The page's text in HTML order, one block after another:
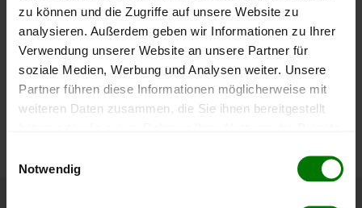
zu können und die Zugriffe auf unsere Website zu
analysieren. Außerdem geben wir Informationen zu Ihrer
Verwendung unserer Website an unsere Partner für
soziale Medien, Werbung und Analysen weiter. Unsere
Partner führen diese Informationen möglicherweise mit
weiteren Daten zusammen, die Sie ihnen bereitgestellt
Notwendig
lose Ware Sackware
September
Januar
Mai
250 €
Die aktuelle Preisentwicklung für Holzpellets in Deutschland
können Sie jederzeit auf unsererPelletspreise-Seite